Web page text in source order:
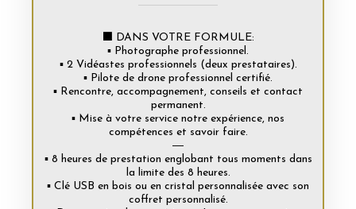
⬛ DANS VOTRE FORMULE:
▪️ Photographe professionnel.
▪️ 2 Vidéastes professionnels (deux prestataires).
▪️ Pilote de drone professionnel certifié.
▪️ Rencontre, accompagnement, conseils et contact
permanent.
▪️ Mise à votre service notre expérience, nos
compétences et savoir faire.
―
▪️ 8 heures de prestation englobant tous moments dans
la limite des 8 heures.
▪️ Clé USB en bois ou en cristal personnalisée avec son
coffret personnalisé.